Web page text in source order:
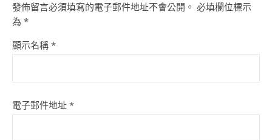
發佈留言必須填寫的電子郵件地址不會公開。 必填欄位標示
為 *
顯示名稱 *
電子郵件地址 *